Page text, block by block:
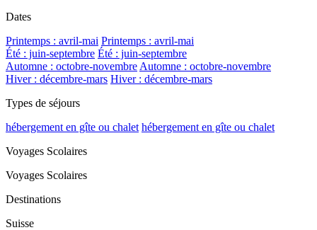
Dates
Printemps : avril-mai Printemps : avril-mai
Été : juin-septembre Été : juin-septembre
Automne : octobre-novembre Automne : octobre-novembre
Hiver : décembre-mars Hiver : décembre-mars
Types de séjours
hébergement en gîte ou chalet hébergement en gîte ou chalet
Voyages Scolaires
Voyages Scolaires
Destinations
Suisse